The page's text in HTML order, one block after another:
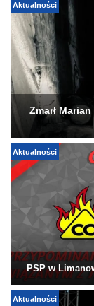
Aktualności
Zmarł
Aktualności
PSP w
Aktualności